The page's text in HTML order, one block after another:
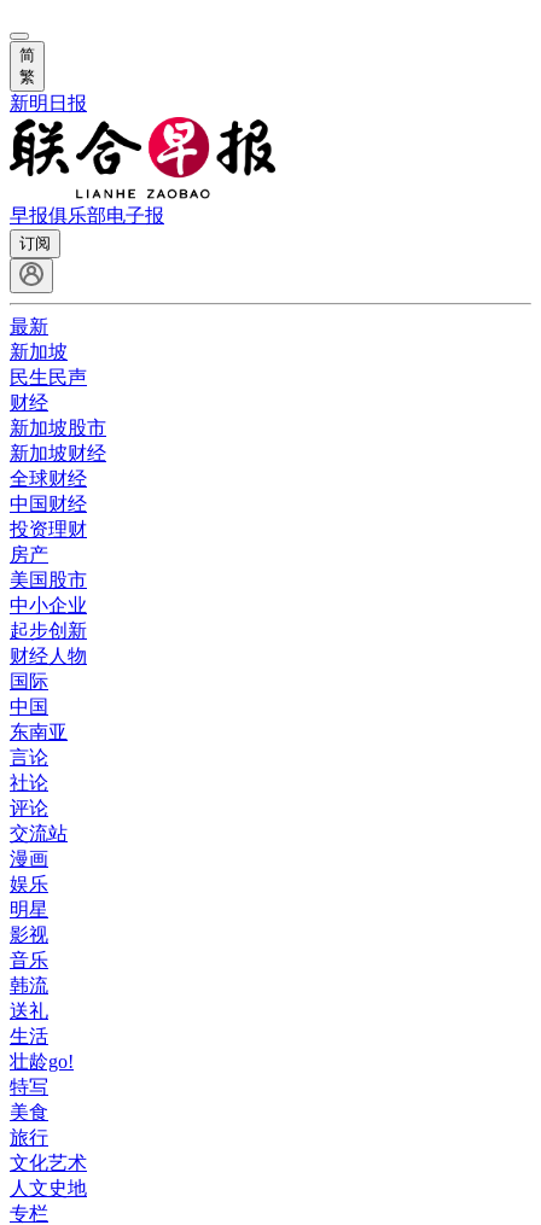
简
繁
新明日报
早报俱乐部电子报
订阅
最新
新加坡
民生民声
财经
新加坡股市
新加坡财经
全球财经
中国财经
投资理财
房产
美国股市
中小企业
起步创新
财经人物
国际
中国
东南亚
言论
社论
评论
交流站
漫画
娱乐
明星
影视
音乐
韩流
送礼
生活
壮龄go!
特写
美食
旅行
文化艺术
人文史地
专栏